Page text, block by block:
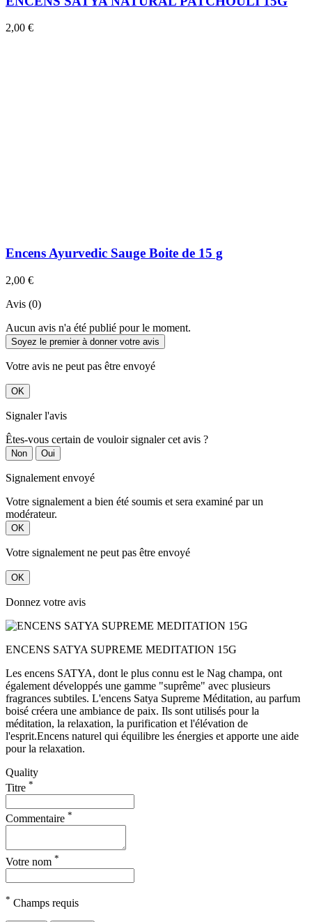
2,00 €
Encens Ayurvedic Sauge Boite de 15 g
2,00 €
Avis (0)
Aucun avis n'a été publié pour le moment.
Soyez le premier à donner votre avis
Votre avis ne peut pas être envoyé
OK
Signaler l'avis
Êtes-vous certain de vouloir signaler cet avis ?
Non Oui
Signalement envoyé
Votre signalement a bien été soumis et sera examiné par un
modérateur.
OK
Votre signalement ne peut pas être envoyé
OK
Donnez votre avis
ENCENS SATYA SUPREME MEDITATION 15G
Les encens SATYA, dont le plus connu est le Nag champa, ont
également développés une gamme "suprême" avec plusieurs
fragrances subtiles. L'encens Satya Supreme Méditation, au parfum
boisé créera une ambiance de paix. Ils sont utilisés pour la
méditation, la relaxation, la purification et l'élévation de
l'esprit.Encens naturel qui équilibre les énergies et apporte une aide
pour la relaxation.
Quality
Titre *
Commentaire *
Votre nom *
* Champs requis